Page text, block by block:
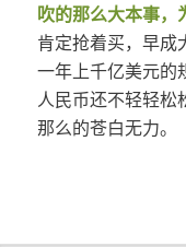
吹的那么大本事，
肯定抢着买，早成
一年上千亿美元的
人民币还不轻轻松
那么的苍白无力。